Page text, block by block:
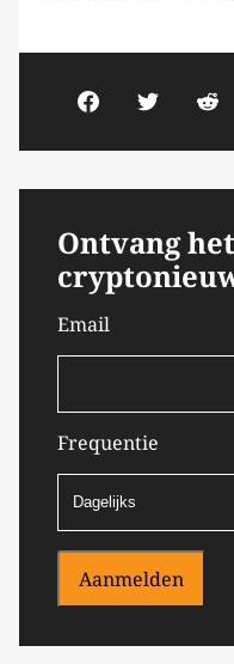
Ontvang
Email
Frequentie
Aanmelden